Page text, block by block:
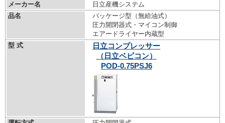
メーカー名
日立産機システム
品名
パッケージ型（無給油式）
圧力開閉器式・マイコン制御
エアードライヤー内蔵型
型 式
日立コンプレッサー
（日立ベビコン）
POD-0.75PSJ6